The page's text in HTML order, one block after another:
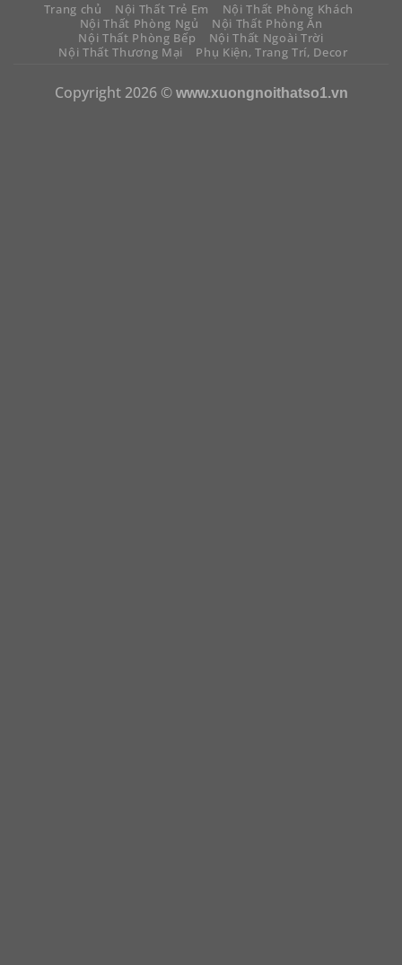
Trang chủ Nội Thất Trẻ Em
Nội Thất Phòng Khách
Nội Thất Phòng Ngủ
Nội Thất Phòng Ăn
Nội Thất Phòng Bếp
Nội Thất Ngoài Trời
Nội Thất Thương Mại
Phụ Kiện, Trang Trí, Decor
Copyright 2026 © www.xuongnoithatso1.vn